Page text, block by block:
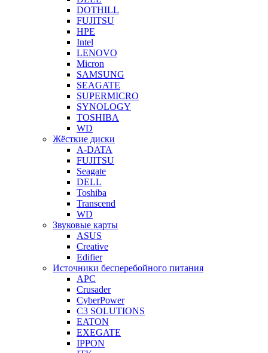
DOTHILL
FUJITSU
HPE
Intel
LENOVO
Micron
SAMSUNG
SEAGATE
SUPERMICRO
SYNOLOGY
TOSHIBA
WD
Жёсткие диски
A-DATA
FUJITSU
Seagate
DELL
Toshiba
Transcend
WD
Звуковые карты
ASUS
Creative
Edifier
Источники бесперебойного питания
APC
Crusader
CyberPower
C3 SOLUTIONS
EATON
EXEGATE
IPPON